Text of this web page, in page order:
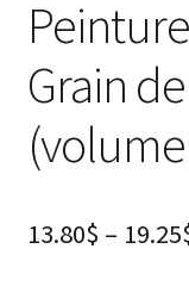
Grain
13.80$ – 19.25